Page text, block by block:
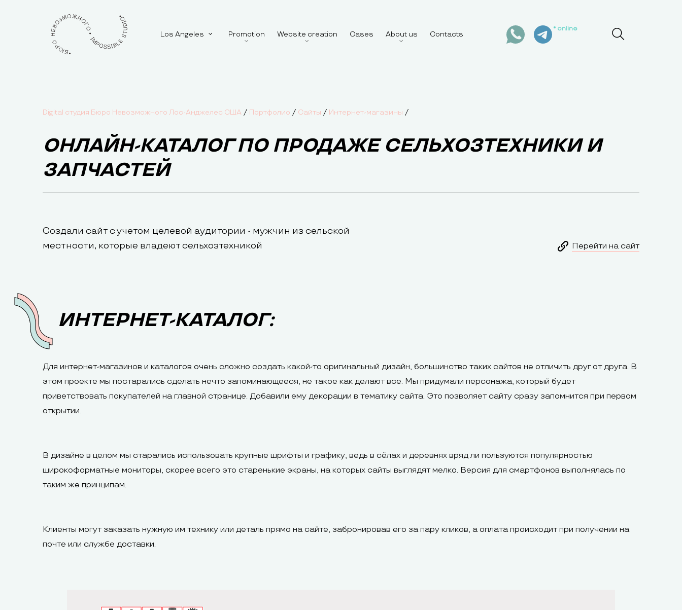
Los Angeles Promotion Website creation Cases About us Contacts
online
Digital студия Бюро Невозможного Лос-Анджелес США / Портфолио / Сайты / Интернет-магазины /
ОНЛАЙН-КАТАЛОГ ПО ПРОДАЖЕ СЕЛЬХОЗТЕХНИКИ И
ЗАПЧАСТЕЙ
Создали сайт с учетом целевой аудитории - мужчин из сельской
местности, которые владеют сельхозтехникой
Перейти на сайт
ИНТЕРНЕТ-КАТАЛОГ:
Для интернет-магазинов и каталогов очень сложно создать какой-то оригинальный дизайн, большинство таких сайтов не отличить друг от друга. В
этом проекте мы постарались сделать нечто запоминающееся, не такое как делают все. Мы придумали персонажа, который будет
приветствовать покупателей на главной странице. Добавили ему декорации в тематику сайта. Это позволяет сайту сразу запомнится при первом
открытии.
В дизайне в целом мы старались использовать крупные шрифты и графику, ведь в сёлах и деревнях вряд ли пользуются популярностью
широкоформатные мониторы, скорее всего это старенькие экраны, на которых сайты выглядят мелко. Версия для смартфонов выполнялась по
таким же принципам.
Клиенты могут заказать нужную им технику или деталь прямо на сайте, забронировав его за пару кликов, а оплата происходит при получении на
почте или службе доставки.